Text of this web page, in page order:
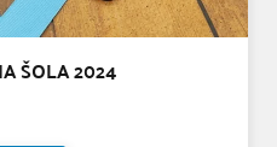
ŠOLA 2024